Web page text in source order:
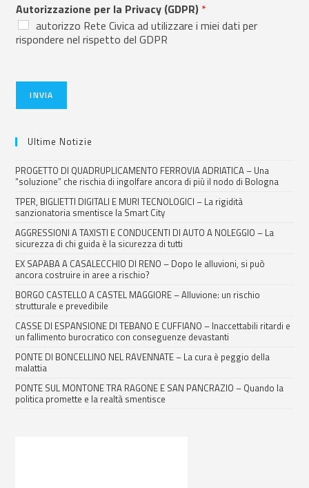
Autorizzazione per la Privacy (GDPR) *
autorizzo Rete Civica ad utilizzare i miei dati per
rispondere nel rispetto del GDPR
INVIA
Ultime Notizie
PROGETTO DI QUADRUPLICAMENTO FERROVIA ADRIATICA – Una
“soluzione” che rischia di ingolfare ancora di più il nodo di Bologna
TPER, BIGLIETTI DIGITALI E MURI TECNOLOGICI – La rigidità
sanzionatoria smentisce la Smart City
AGGRESSIONI A TAXISTI E CONDUCENTI DI AUTO A NOLEGGIO – La
sicurezza di chi guida è la sicurezza di tutti
EX SAPABA A CASALECCHIO DI RENO – Dopo le alluvioni, si può
ancora costruire in aree a rischio?
BORGO CASTELLO A CASTEL MAGGIORE – Alluvione: un rischio
strutturale e prevedibile
CASSE DI ESPANSIONE DI TEBANO E CUFFIANO – Inaccettabili ritardi e
un fallimento burocratico con conseguenze devastanti
PONTE DI BONCELLINO NEL RAVENNATE – La cura è peggio della
malattia
PONTE SUL MONTONE TRA RAGONE E SAN PANCRAZIO – Quando la
politica promette e la realtà smentisce